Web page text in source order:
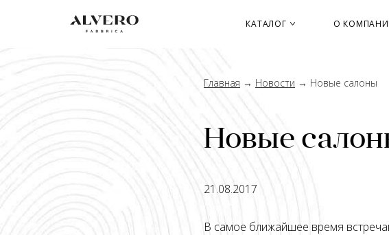
КАТАЛОГ О
Главная → Новости → Новые салоны
Новые
21.08.2017
В самое ближайшее время